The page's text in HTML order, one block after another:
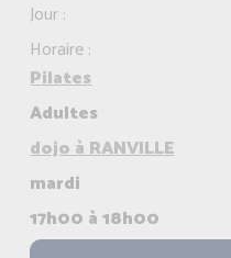
Jour :
Horaire :
Pilates
Adultes
dojo à RANVILLE
mardi
17h00 à 18h00